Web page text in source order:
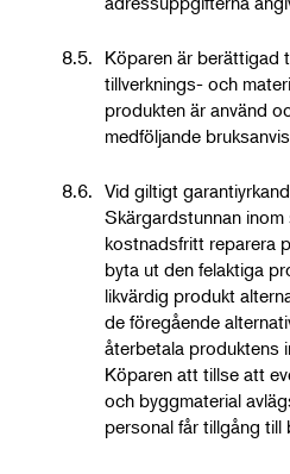
8.5. Köparen är berättigad
tillverknings- och
produkten är använd
medföljande
8.6. Vid giltigt
Skärgardstunnan
kostnadsfritt reparera
byta ut den felaktiga
likvärdig produkt
de föregående
återbetala produktens
Köparen att tillse att
och byggmaterial
personal får tillgång